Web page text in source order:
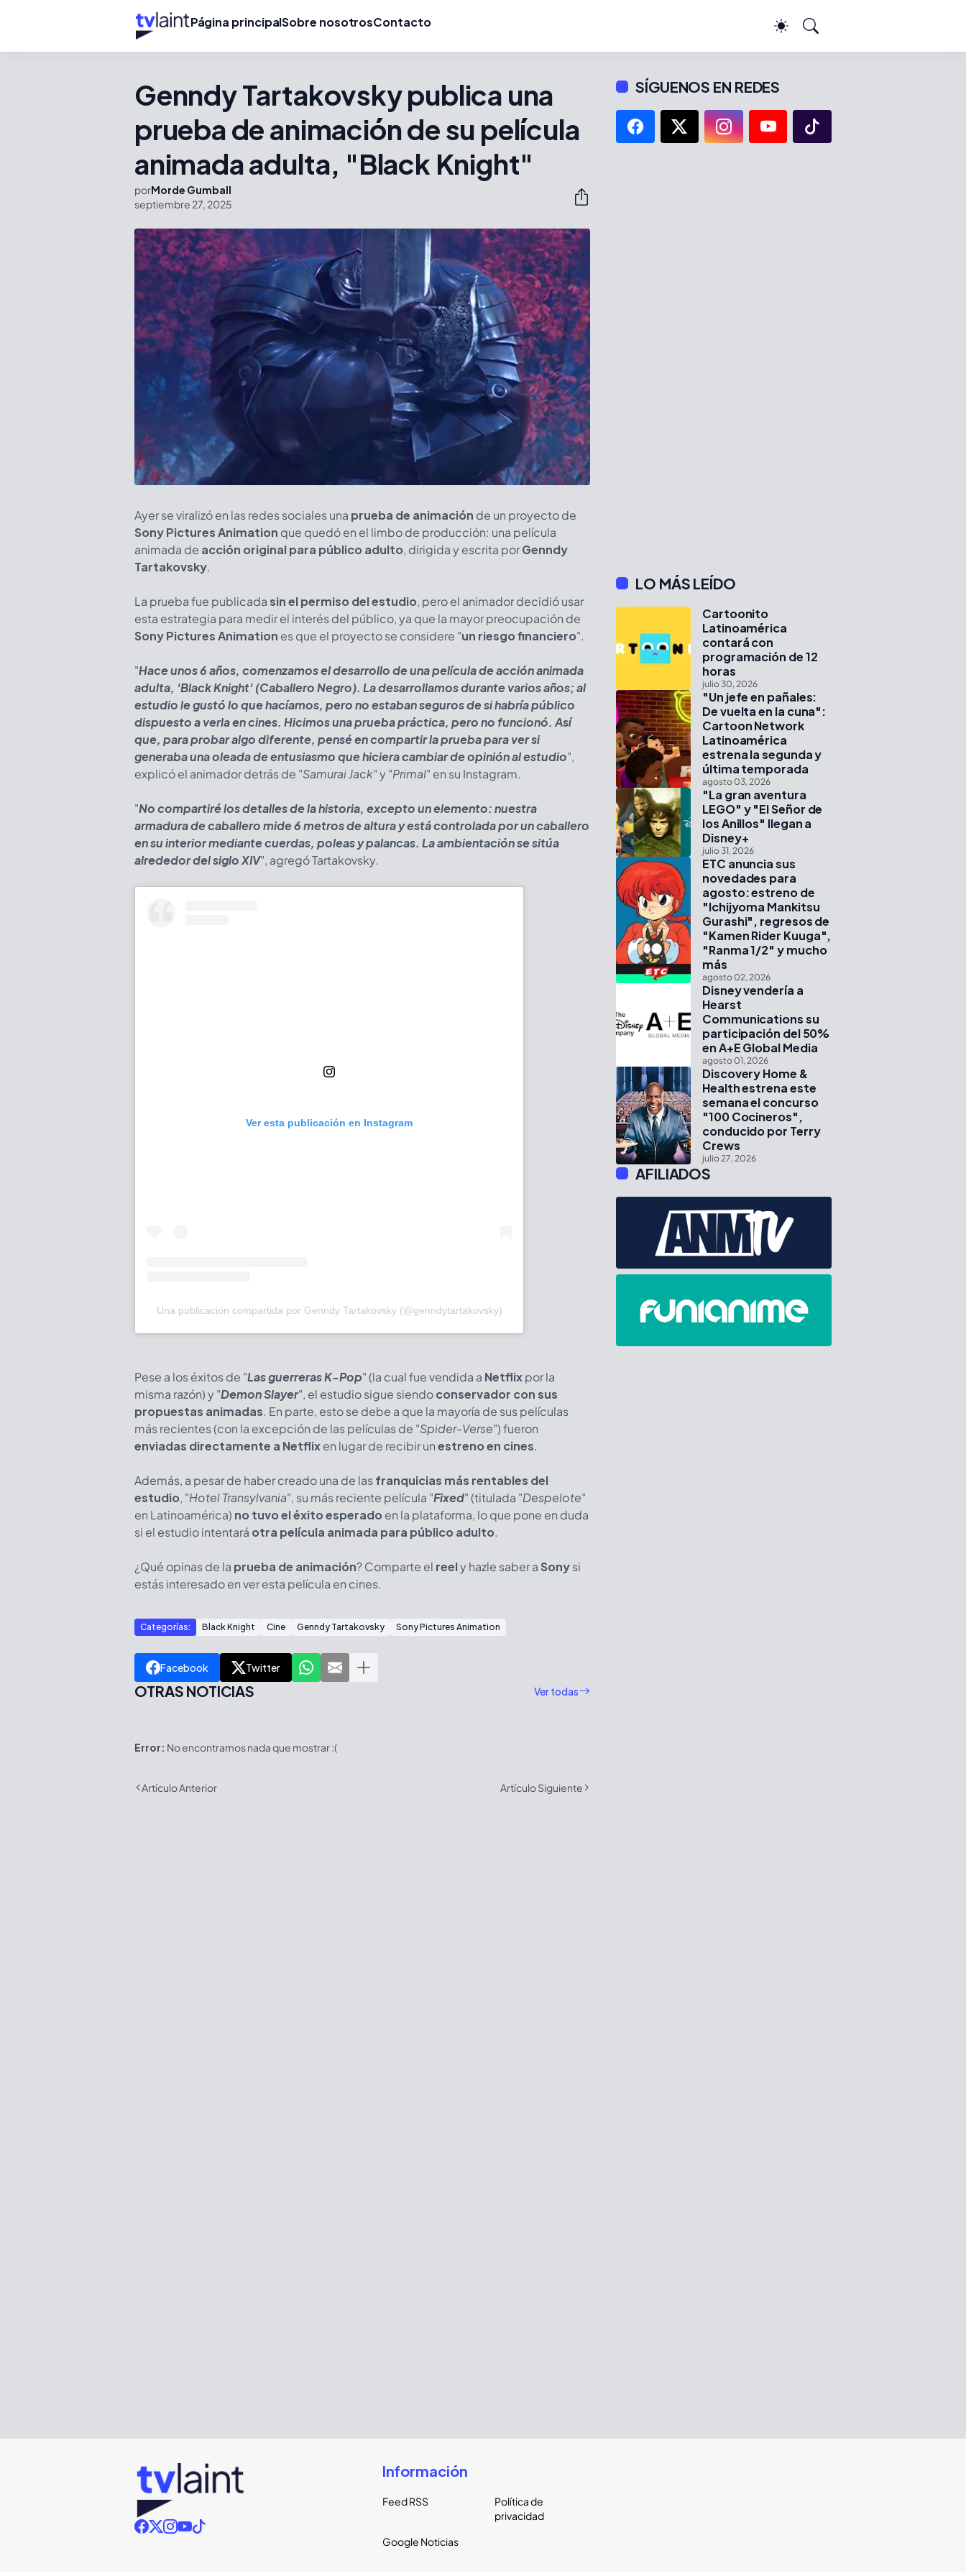
Página principalSobre nosotrosContacto
Genndy Tartakovsky publica una
prueba de animación de su película
animada adulta, "Black Knight"
porMorde Gumball
septiembre 27, 2025
Ayer se viralizó en las redes sociales una prueba de animación de un proyecto de
Sony Pictures Animation que quedó en el limbo de producción: una película
animada de acción original para público adulto, dirigida y escrita porGenndy
Tartakovsky.
La prueba fue publicadasin el permiso del estudio, pero el animador decidió usar
esta estrategia para medir el interés del público, ya que la mayor preocupación de
Sony Pictures Animation es que el proyecto se considere "un riesgo financiero".
"Hace unos 6 años, comenzamos el desarrollo de una película de acción animada
adulta, 'Black Knight' (Caballero Negro). La desarrollamos durante varios años; al
estudio le gustó lo que hacíamos, pero no estaban seguros de si habría público
dispuesto a verla en cines. Hicimos una prueba práctica, pero no funcionó. Así
que, para probar algo diferente, pensé en compartir la prueba para ver si
generaba una oleada de entusiasmo que hiciera cambiar de opinión al estudio",
explicó el animador detrás de "Samurai Jack" y "Primal" en su Instagram.
"No compartiré los detalles de la historia, excepto un elemento: nuestra
armadura de caballero mide 6 metros de altura y está controlada por un caballero
en su interior mediante cuerdas, poleas y palancas. La ambientación se sitúa
alrededor del siglo XIV", agregó Tartakovsky.
Ver esta publicación en Instagram
Una publicación compartida por Genndy Tartakovsky (@genndytartakovsky)
Pese a los éxitos de "Las guerreras K-Pop" (la cual fue vendida a Netflixpor la
misma razón) y"Demon Slayer", el estudio sigue siendoconservador con sus
propuestas animadas. En parte, esto se debe a que la mayoría de sus películas
más recientes (con la excepción de las películas de "Spider-Verse") fueron
enviadas directamente a Netflixen lugar de recibir unestreno en cines.
Además, a pesar de haber creado una de lasfranquicias más rentables del
estudio, "Hotel Transylvania", su más reciente película "Fixed" (titulada "Despelote"
en Latinoamérica) no tuvo el éxito esperado en la plataforma, lo que pone en duda
si el estudio intentará otra película animada para público adulto.
¿Qué opinas de la prueba de animación? Comparte el reely hazle saber a Sonysi
estás interesado en ver esta película en cines.
Categorías: Black Knight Cine Genndy Tartakovsky Sony Pictures Animation
Facebook Twitter
OTRAS NOTICIAS Ver todas
Error: No encontramos nada que mostrar :(
Artículo Anterior Artículo Siguiente
SÍGUENOS EN REDES
LO MÁS LEÍDO
Cartoonito
Latinoamérica
contará con
programación de 12
horas
julio 30, 2026
"Un jefe en pañales:
De vuelta en la cuna":
Cartoon Network
Latinoamérica
estrena la segunda y
última temporada
agosto 03, 2026
"La gran aventura
LEGO" y "El Señor de
los Anillos" llegan a
Disney+
julio 31, 2026
ETC anuncia sus
novedades para
agosto: estreno de
"Ichijyoma Mankitsu
Gurashi", regresos de
"Kamen Rider Kuuga",
"Ranma 1/2" y mucho
más
agosto 02, 2026
Disney vendería a
Hearst
Communications su
participación del 50%
en A+E Global Media
agosto 01, 2026
Discovery Home &
Health estrena este
semana el concurso
"100 Cocineros",
conducido por Terry
Crews
julio 27, 2026
AFILIADOS
Información
Feed RSS
Política de
privacidad
Google Noticias